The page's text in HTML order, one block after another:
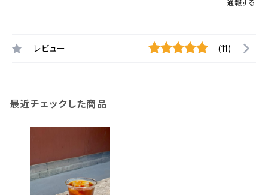
通報する
レビュー (11)
最近チェックした商品